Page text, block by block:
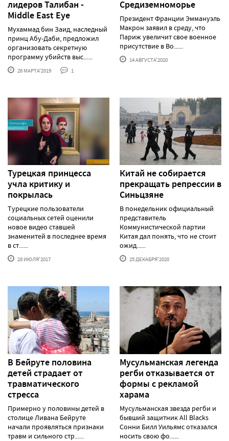
лидеров Талибан -
Middle East Eye
Мухаммад бин Заид, наследный
принц Абу-Даби, предложил
организовать секретную
программу убийств выс......
26 МАРТА'2019 1
Средиземноморье
Президент Франции Эммануэль
Макрон заявил в среду, что
Париж увеличит свое военное
присутствие в Во......
14 АВГУСТА'2020
Турецкая принцесса
учла критику и
покрылась
Турецкие пользователи
социальных сетей оценили
новое видео ставшей
знаменитей в последнее время
в ст......
28 ИЮЛЯ'2017
Китай не собирается
прекращать репрессии в
Синьцзяне
В понедельник официальный
представитель
Коммунистической партии
Китая дал понять, что не стоит
ожид......
25 ДЕКАБРЯ'2020
В Бейруте половина
детей страдает от
травматического
стресса
Примерно у половины детей в
столице Ливана Бейруте
начали проявляться признаки
травм и сильного стр......
Муcульманская легенда
регби отказывается от
формы с рекламой
харама
Мусульманская звезда регби и
бывший защитник All Blacks
Сонни Билл Уильямс отказался
носить свою фо......